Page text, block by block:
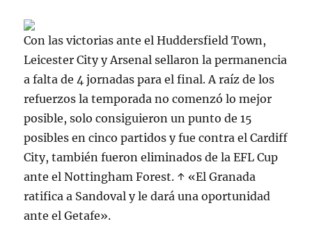
Con las victorias ante el Huddersfield Town,
Leicester City y Arsenal sellaron la permanencia
a falta de 4 jornadas para el final. A raíz de los
refuerzos la temporada no comenzó lo mejor
posible, solo consiguieron un punto de 15
posibles en cinco partidos y fue contra el Cardiff
City, también fueron eliminados de la EFL Cup
ante el Nottingham Forest. ↑ «El Granada
ratifica a Sandoval y le dará una oportunidad
ante el Getafe».